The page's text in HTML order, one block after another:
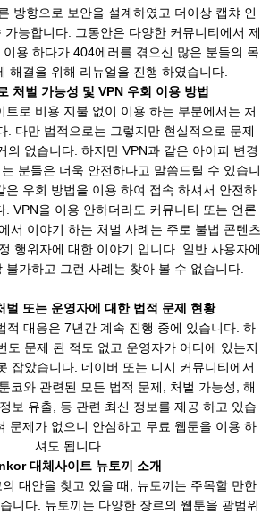
방향으로 보안을 설계하였고 더이상 캡챠 인
가능합니다. 그동안은 다양한 커뮤니티에서 제
용 하다가 404에러를 겪으신 많은 분들의 목
해결을 위해 리뉴얼을 진행 하였습니다.
처벌 가능성 및 VPN 우회 이용 방법
트로 비용 지불 없이 이용 하는 부분에서는 처
. 다만 법적으로는 그렇지만 현실적으로 문제
의 없습니다. 하지만 VPN과 같은 아이피 변경
분들은 더욱 안전하다고 말씀드릴 수 있습니
은 우회 방법을 이용 하여 접속 하셔서 안전하
. VPN을 이용 안하더라도 커뮤니티 또는 언론
서 이야기 하는 처벌 사례는 주로 불법 콘텐츠
행위자에 대한 이야기 입니다. 일반 사용자에
불가하고 그런 사례는 찾아 볼 수 없습니다.
벌 또는 운영자에 대한 법적 문제 현황
적 대응은 7년간 계속 진행 중에 있습니다. 하
도 문제 된 적도 없고 운영자가 어디에 있는지
잡았습니다. 네이버 또는 디시 커뮤니티에서
코와 관련된 모든 법적 문제, 처벌 가능성, 해
보 유출, 등 관련 최신 정보를 제공 하고 있습
문제가 없으니 안심하고 무료 웹툰을 이용 하
셔도 됩니다.
대체사이트 뉴토끼 소개
대안을 찾고 있을 때, 뉴토끼는 주목할 만한
니다. 뉴토끼는 다양한 장르의 웹툰을 광범위